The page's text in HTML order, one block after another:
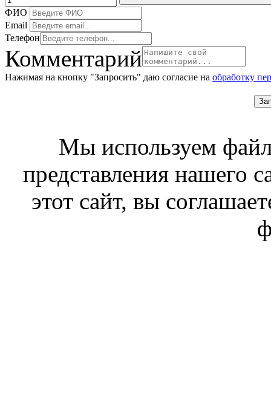
ФИО
Email
Телефон
Комментарий
Нажимая на кнопку "Запросить" даю согласие на обработку
Мы используем
представления нашего
этот сайт, вы